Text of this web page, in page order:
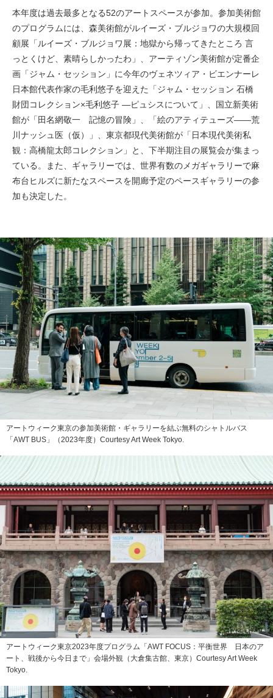
本年度は過去最多となる52のアートスペースが参加。参加美術館
のプログラムには、森美術館がルイーズ・ブルジョワの大規模回
顧展「ルイーズ・ブルジョワ展：地獄から帰ってきたところ 言
っとくけど、素晴らしかったわ」、アーティゾン美術館が定番企
画「ジャム・セッション」に今年のヴェネツィア・ビエンナーレ
日本館代表作家の毛利悠子を迎えた「ジャム・セッション 石橋
財団コレクション×毛利悠子 ―ピュシスについて」、国立新美術
館が「田名網敬一 記憶の冒険」、「絵のアティテューズ——荒
川ナッシュ医（仮）」、東京都現代美術館が「日本現代美術私
観：高橋龍太郎コレクション」と、下半期注目の展覧会が集まっ
ている。また、ギャラリーでは、世界有数のメガギャラリーで麻
布台ヒルズに新たなスペースを開廊予定のペースギャラリーの参
加も決定した。
アートウィーク東京の参加美術館・ギャラリーを結ぶ無料のシャトルバス
「AWT BUS」（2023年度）Courtesy Art Week Tokyo.
アートウィーク東京2023年度プログラム「AWT FOCUS：平衡世界 日本のア
ート、戦後から今日まで」会場外観（大倉集古館、東京）Courtesy Art Week
Tokyo.